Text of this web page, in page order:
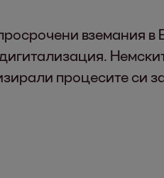
вземания в
процесите си